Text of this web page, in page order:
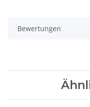
Bewertungen